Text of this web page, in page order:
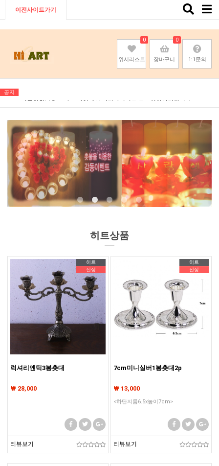
이전사이트가기
Toggle
위시리스트
0
장바구니
0
1:1문의
공지
기존회원님은 pc나 모바일에서 이전아이디로 로그인하시면됩니다
기존회원님은 pc나 모바일에서 이전아이디로 로그인하시면됩니다
기존회원님은 pc나 모바일에서 이전아이디로 로그인하시면됩니다
기존회원님은 pc나 모바일에서 이전아이디로 로그인하시면됩니다
히트상품
히트
신상
럭셔리엔틱3봉촛대
₩ 28,000
리뷰보기
히트
신상
7cm미니실버1봉촛대2p
₩ 13,000
<하단지름6.5x높이7cm>
리뷰보기